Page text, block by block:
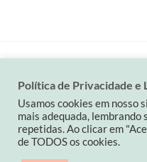
QUEM SOMOS
Contato: (19) 9
Política de Privacidade e
Usamos cookies em nosso
mais adequada,
repetidas. Ao clicar em
de TODOS os cookies.